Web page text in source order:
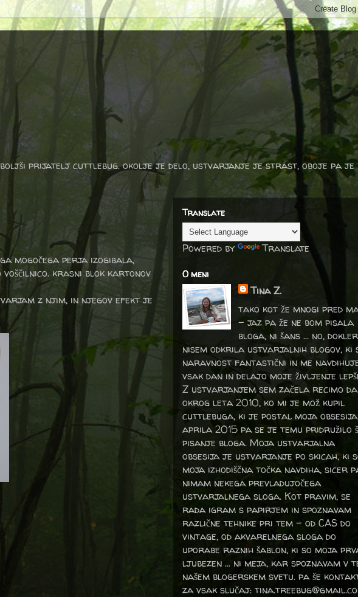
prijatelj cuttlebug. okolje je delo, ustvarjanje je strast, oboje pa je
mogočega perja izogibala,
krasni blok kartonov
z njim, in njegov efekt je
Translate
Powered by Translate
O meni
Tina Z.
tako kot že mnogi pred
- jaz pa že ne bom pisala
bloga, ni šans ... no, dokler
nisem odkrila ustvarjalnih blogov, ki
naravnost fantastični in me
vsak dan in delajo moje življenje
Z ustvarjanjem sem začela recimo da
okrog leta 2010, ko mi je mož kupil
cuttlebuga, ki je postal moja
aprila 2015 pa se je temu pridružilo
pisanje bloga. Moja ustvarjalna
obsesija je ustvarjanje po skicah, ki
moja izhodiščna točka navdiha, sicer
nimam nekega prevladujočega
ustvarjalnega sloga. Kot pravim, se
rada igram s papirjem in spoznavam
različne tehnike pri tem – od CAS do
vintage, od akvarelnega sloga do
uporabe raznih šablon, ki so moja
ljubezen … ni meja, kar spoznavam v
našem blogerskem svetu. pa še
za vsak slučaj: